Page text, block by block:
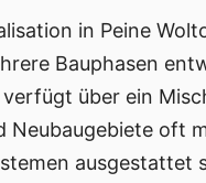
in Peine
Bauphasen
über ein
Neubaugebiete oft
ausgestattet